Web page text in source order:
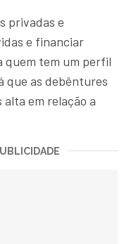
privadas e
e financiar
quem tem um perfil
que as debêntures
em relação a